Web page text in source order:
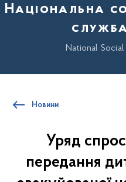
Національна
National
Новини
Уряд
передання